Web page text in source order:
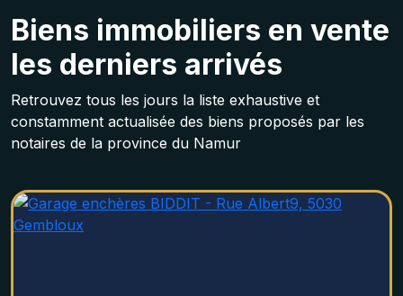
Biens immobiliers en vente
les derniers arrivés
Retrouvez tous les jours la liste exhaustive et
constamment actualisée des biens proposés par les
notaires de la province du Namur